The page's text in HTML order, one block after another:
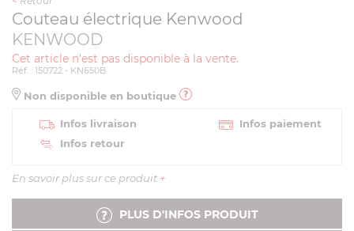
Couteau électrique Kenwood
KENWOOD
Cet article n'est pas disponible à la vente.
Réf. : 150722 - KN650B
Non disponible en boutique
Infos livraison
Infos paiement
Infos retour
En savoir plus sur ce produit +
PLUS D'INFOS PRODUIT